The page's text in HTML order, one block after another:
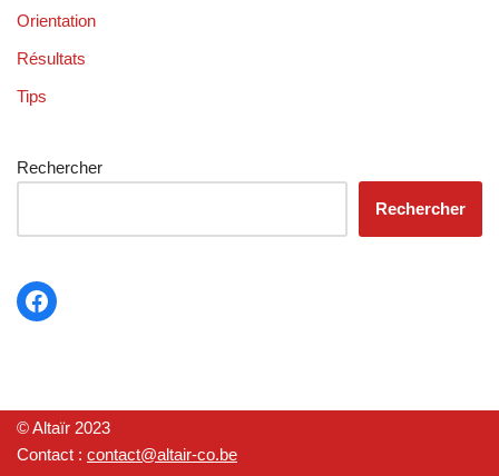
Orientation
Résultats
Tips
Rechercher
Rechercher
© Altaïr 2023
Contact : contact@altair-co.be